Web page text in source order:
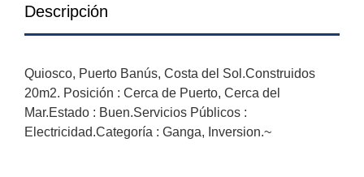
Descripción
Quiosco, Puerto Banús, Costa del Sol.Construidos
20m2. Posición : Cerca de Puerto, Cerca del
Mar.Estado : Buen.Servicios Públicos :
Electricidad.Categoría : Ganga, Inversion.~